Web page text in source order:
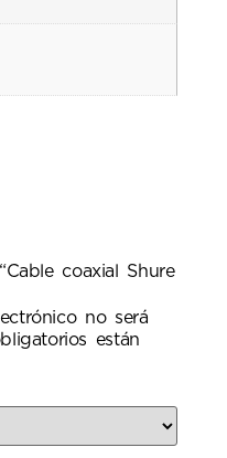
coaxial Shure
no será
están